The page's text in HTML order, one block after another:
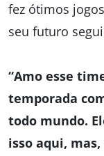
fez ótimos
seu futuro
“Amo esse
temporada
todo mundo.
isso aqui,